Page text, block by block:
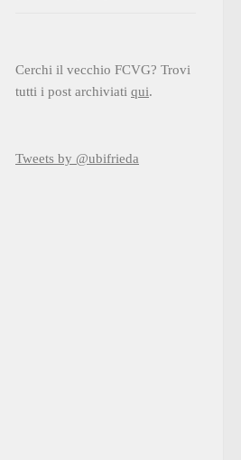
Cerchi il vecchio FCVG? Trovi
tutti i post archiviati qui.
Tweets by @ubifrieda